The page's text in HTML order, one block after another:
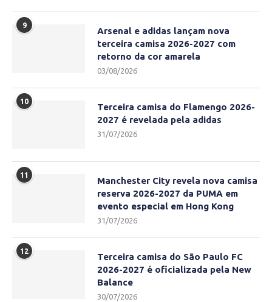
9
Arsenal e adidas lançam nova
terceira camisa 2026-2027 com
retorno da cor amarela
03/08/2026
10
Terceira camisa do Flamengo 2026-
2027 é revelada pela adidas
31/07/2026
11
Manchester City revela nova camisa
reserva 2026-2027 da PUMA em
evento especial em Hong Kong
31/07/2026
12
Terceira camisa do São Paulo FC
2026-2027 é oficializada pela New
Balance
30/07/2026